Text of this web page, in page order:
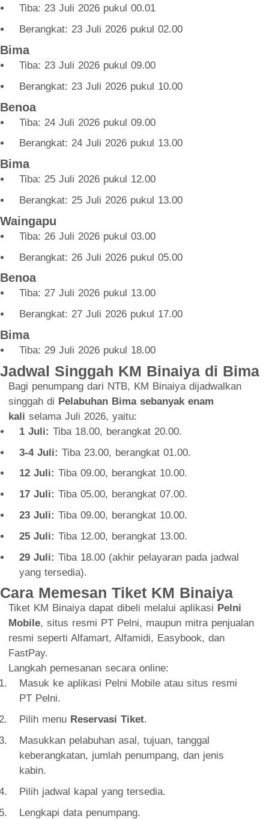
Tiba: 23 Juli 2026 pukul 00.01
Berangkat: 23 Juli 2026 pukul 02.00
Bima
Tiba: 23 Juli 2026 pukul 09.00
Berangkat: 23 Juli 2026 pukul 10.00
Benoa
Tiba: 24 Juli 2026 pukul 09.00
Berangkat: 24 Juli 2026 pukul 13.00
Bima
Tiba: 25 Juli 2026 pukul 12.00
Berangkat: 25 Juli 2026 pukul 13.00
Waingapu
Tiba: 26 Juli 2026 pukul 03.00
Berangkat: 26 Juli 2026 pukul 05.00
Benoa
Tiba: 27 Juli 2026 pukul 13.00
Berangkat: 27 Juli 2026 pukul 17.00
Bima
Tiba: 29 Juli 2026 pukul 18.00
Jadwal Singgah KM Binaiya di Bima
Bagi penumpang dari NTB, KM Binaiya dijadwalkan
singgah di Pelabuhan Bima sebanyak enam
kali selama Juli 2026, yaitu:
1 Juli: Tiba 18.00, berangkat 20.00.
3-4 Juli: Tiba 23.00, berangkat 01.00.
12 Juli: Tiba 09.00, berangkat 10.00.
17 Juli: Tiba 05.00, berangkat 07.00.
23 Juli: Tiba 09.00, berangkat 10.00.
25 Juli: Tiba 12.00, berangkat 13.00.
29 Juli: Tiba 18.00 (akhir pelayaran pada jadwal
yang tersedia).
Cara Memesan Tiket KM Binaiya
Tiket KM Binaiya dapat dibeli melalui aplikasi Pelni
Mobile, situs resmi PT Pelni, maupun mitra penjualan
resmi seperti Alfamart, Alfamidi, Easybook, dan
FastPay.
Langkah pemesanan secara online:
Masuk ke aplikasi Pelni Mobile atau situs resmi
PT Pelni.
Pilih menu Reservasi Tiket.
Masukkan pelabuhan asal, tujuan, tanggal
keberangkatan, jumlah penumpang, dan jenis
kabin.
Pilih jadwal kapal yang tersedia.
Lengkapi data penumpang.